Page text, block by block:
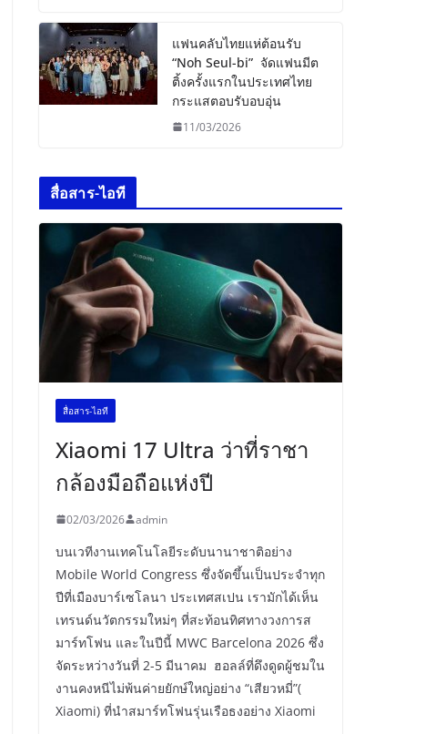
แฟนคลับไทยแห่ต้อนรับ
“Noh Seul-bi” จัดแฟนมีต
ติ้งครั้งแรกในประเทศไทย
กระแสตอบรับอบอุ่น
11/03/2026
สื่อสาร-ไอที
สื่อสาร-ไอที
Xiaomi 17 Ultra ว่าที่ราชา
กล้องมือถือแห่งปี
02/03/2026 admin
บนเวทีงานเทคโนโลยีระดับนานาชาติอย่าง
Mobile World Congress ซึ่งจัดขึ้นเป็นประจำทุก
ปีที่เมืองบาร์เซโลนา ประเทศสเปน เรามักได้เห็น
เทรนด์นวัตกรรมใหม่ๆ ที่สะท้อนทิศทางวงการส
มาร์ทโฟน และในปีนี้ MWC Barcelona 2026 ซึ่ง
จัดระหว่างวันที่ 2-5 มีนาคม ฮอลล์ที่ดึงดูดผู้ชมใน
งานคงหนีไม่พ้นค่ายยักษ์ใหญ่อย่าง “เสียวหมี่”(
Xiaomi) ที่นำสมาร์ทโฟนรุ่นเรือธงอย่าง Xiaomi